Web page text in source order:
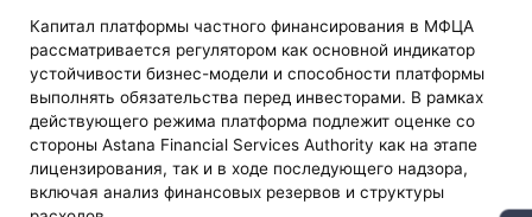
Капитал платформы частного финансирования в МФЦА
рассматривается регулятором как основной индикатор
устойчивости бизнес-модели и способности платформы
выполнять обязательства перед инвесторами. В рамках
действующего режима платформа подлежит оценке со
стороны Astana Financial Services Authority как на этапе
лицензирования, так и в ходе последующего надзора,
включая анализ финансовых резервов и структуры